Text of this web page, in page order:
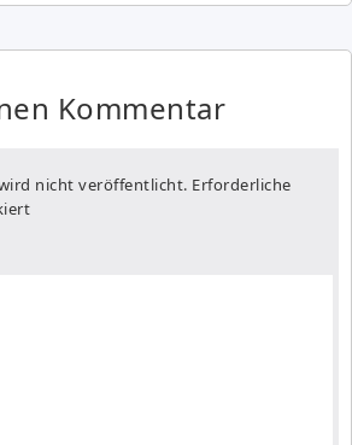
Kommentar
nicht veröffentlicht. Erforderliche